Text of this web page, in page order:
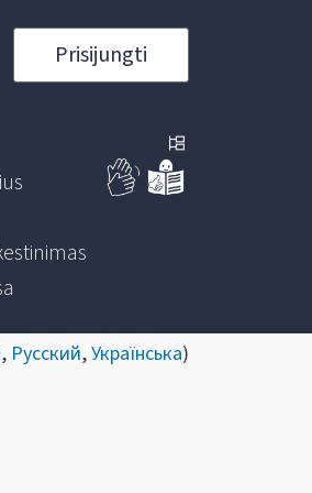
Prisijungti
, Русский,Українська)